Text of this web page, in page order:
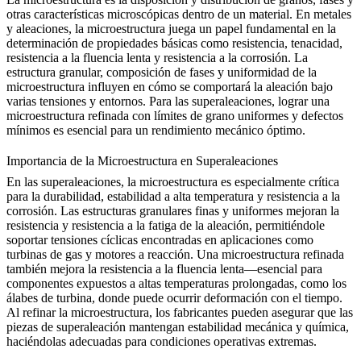
otras características microscópicas dentro de un material. En metales
y aleaciones, la microestructura juega un papel fundamental en la
determinación de propiedades básicas como resistencia, tenacidad,
resistencia a la fluencia lenta y resistencia a la corrosión. La
estructura granular, composición de fases y uniformidad de la
microestructura influyen en cómo se comportará la aleación bajo
varias tensiones y entornos. Para las superaleaciones, lograr una
microestructura refinada con límites de grano uniformes y defectos
mínimos es esencial para un rendimiento mecánico óptimo.
Importancia de la Microestructura en Superaleaciones
En las superaleaciones, la microestructura es especialmente crítica
para la durabilidad, estabilidad a alta temperatura y resistencia a la
corrosión. Las estructuras granulares finas y uniformes mejoran la
resistencia y resistencia a la fatiga de la aleación, permitiéndole
soportar tensiones cíclicas encontradas en aplicaciones como
turbinas de gas y motores a reacción. Una microestructura refinada
también mejora la resistencia a la fluencia lenta—esencial para
componentes expuestos a altas temperaturas prolongadas, como los
álabes de turbina, donde puede ocurrir deformación con el tiempo.
Al refinar la microestructura, los fabricantes pueden asegurar que las
piezas de superaleación mantengan estabilidad mecánica y química,
haciéndolas adecuadas para condiciones operativas extremas.